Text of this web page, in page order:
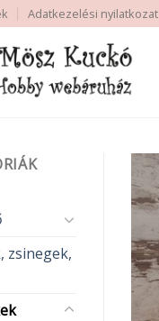
Adatkezelési nyilatkozat
zsinegek,